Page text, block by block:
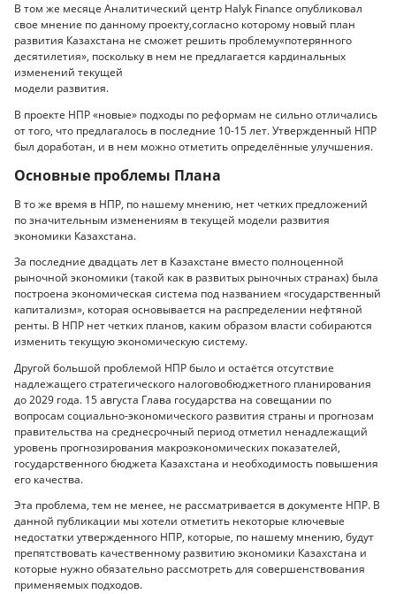
В том же месяце Аналитический центр Halyk Finance опубликовал
свое мнение по данному проекту,согласно которому новый план
развития Казахстана не сможет решить проблему«потерянного
десятилетия», поскольку в нем не предлагается кардинальных
изменений текущей
модели развития.
В проекте НПР «новые» подходы по реформам не сильно отличались
от того, что предлагалось в последние 10-15 лет. Утвержденный НПР
был доработан, и в нем можно отметить определённые улучшения.
Основные проблемы Плана
В то же время в НПР, по нашему мнению, нет четких предложений
по значительным изменениям в текущей модели развития
экономики Казахстана.
За последние двадцать лет в Казахстане вместо полноценной
рыночной экономики (такой как в развитых рыночных странах) была
построена экономическая система под названием «государственный
капитализм», которая основывается на распределении нефтяной
ренты. В НПР нет четких планов, каким образом власти собираются
изменить текущую экономическую систему.
Другой большой проблемой НПР было и остаётся отсутствие
надлежащего стратегического налоговобюджетного планирования
до 2029 года. 15 августа Глава государства на совещании по
вопросам социально-экономического развития страны и прогнозам
правительства на среднесрочный период отметил ненадлежащий
уровень прогнозирования макроэкономических показателей,
государственного бюджета Казахстана и необходимость повышения
его качества.
Эта проблема, тем не менее, не рассматривается в документе НПР. В
данной публикации мы хотели отметить некоторые ключевые
недостатки утвержденного НПР, которые, по нашему мнению, будут
препятствовать качественному развитию экономики Казахстана и
которые нужно обязательно рассмотреть для совершенствования
применяемых подходов.